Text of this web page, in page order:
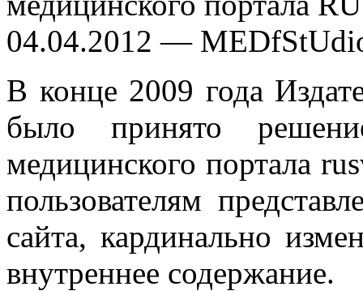
04.04.2012 —
В конце 2009 года
было принято
медицинского портала
пользователям
сайта, кардинально
внутреннее содержание.